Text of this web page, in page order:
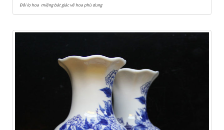
Đôi lọ hoa miệng bát giác vẽ hoa phù dung